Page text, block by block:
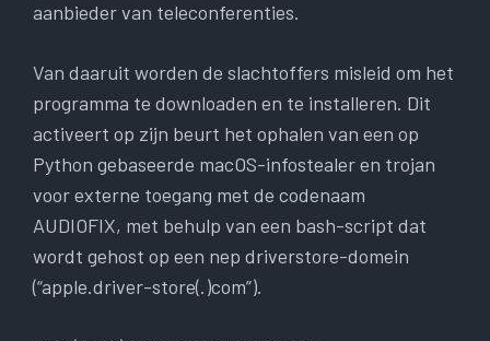
aanbieder van teleconferenties.
Van daaruit worden de slachtoffers misleid om het
programma te downloaden en te installeren. Dit
activeert op zijn beurt het ophalen van een op
Python gebaseerde macOS-infostealer en trojan
voor externe toegang met de codenaam
AUDIOFIX, met behulp van een bash-script dat
wordt gehost op een nep driverstore-domein
(“apple.driver-store(.)com”).